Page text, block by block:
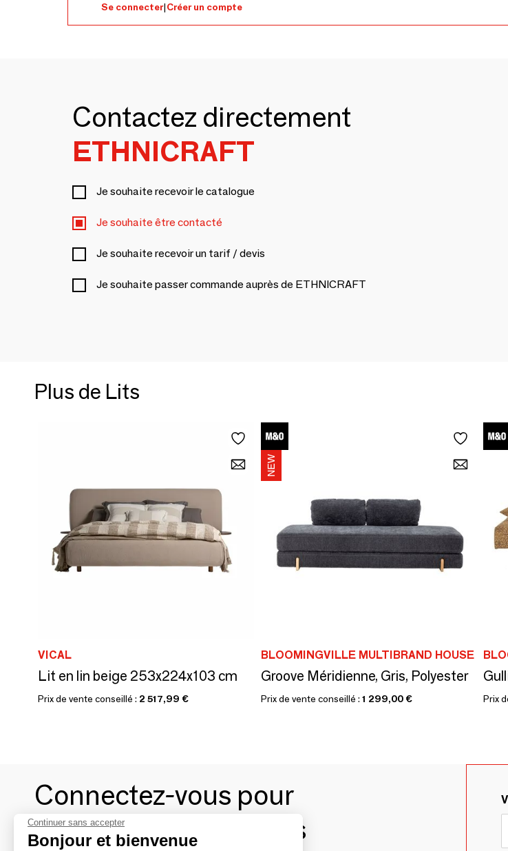
Se connecter|Créer un compte
Contactez directement
ETHNICRAFT
Je souhaite recevoir le catalogue
Je souhaite être contacté
Je souhaite recevoir un tarif / devis
Je souhaite passer commande auprès de ETHNICRAFT
Plus de Lits
VICAL
Lit en lin beige 253x224x103 cm
Prix de vente conseillé : 2 517,99 €
BLOOMINGVILLE MULTIBRAND HOUSE
Groove Méridienne, Gris, Polyester
Prix de vente conseillé : 1 299,00 € Prix
Connectez-vous pour
contacter les marques
Continuer sans accepter
Bonjour et bienvenue